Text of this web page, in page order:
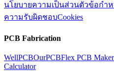
นโยบายความเป็นส่วนตัวข้อกำ
ความรับผิดชอบCookies
PCB Fabrication
WellPCBOurPCBFlex PCB Maker
Calculator